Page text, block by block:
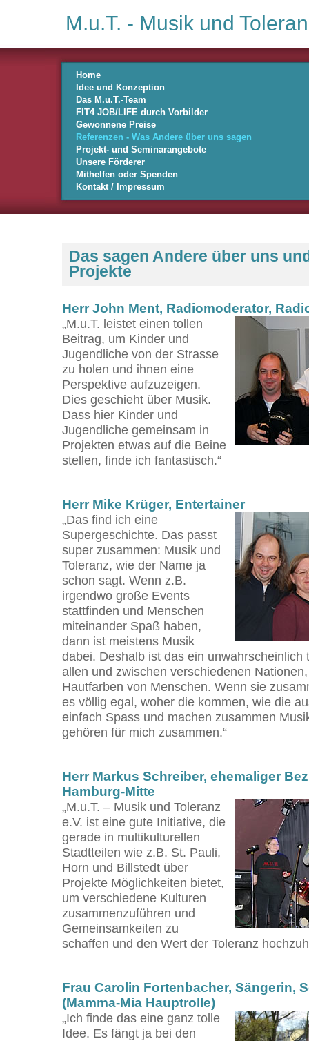
M.u.T. - Musik und
Home
Idee und Konzeption
Das M.u.T.-Team
FIT4 JOB/LIFE durch Vorbilder
Gewonnene Preise
Referenzen - Was Andere über uns sagen
Projekt- und Seminarangebote
Unsere Förderer
Mithelfen oder Spenden
Kontakt / Impressum
Das sagen Andere über uns
Projekte
Herr John Ment, Radiomoderator,
„M.u.T. leistet einen tollen
Beitrag, um Kinder und
Jugendliche von der Strasse
zu holen und ihnen eine
Perspektive aufzuzeigen.
Dies geschieht über Musik.
Dass hier Kinder und
Jugendliche gemeinsam in
Projekten etwas auf die Beine
stellen, finde ich fantastisch.“
Herr Mike Krüger, Entertainer
„Das find ich eine
Supergeschichte. Das passt
super zusammen: Musik und
Toleranz, wie der Name ja
schon sagt. Wenn z.B.
irgendwo große Events
stattfinden und Menschen
miteinander Spaß haben,
dann ist meistens Musik
dabei. Deshalb ist das ein unwahrscheinlich
allen und zwischen verschiedenen
Hautfarben von Menschen. Wenn sie
es völlig egal, woher die kommen, wie die
einfach Spass und machen zusammen
gehören für mich zusammen.“
Herr Markus Schreiber, ehemaliger
Hamburg-Mitte
„M.u.T. – Musik und Toleranz
e.V. ist eine gute Initiative, die
gerade in multikulturellen
Stadtteilen wie z.B. St. Pauli,
Horn und Billstedt über
Projekte Möglichkeiten bietet,
um verschiedene Kulturen
zusammenzuführen und
Gemeinsamkeiten zu
schaffen und den Wert der Toleranz
Frau Carolin Fortenbacher, Sängerin,
(Mamma-Mia Hauptrolle)
„Ich finde das eine ganz tolle
Idee. Es fängt ja bei den